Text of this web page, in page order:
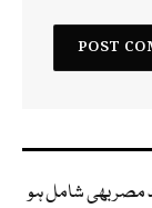
بھی شامل ہو